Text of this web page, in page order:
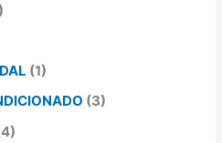
(1)
(3)